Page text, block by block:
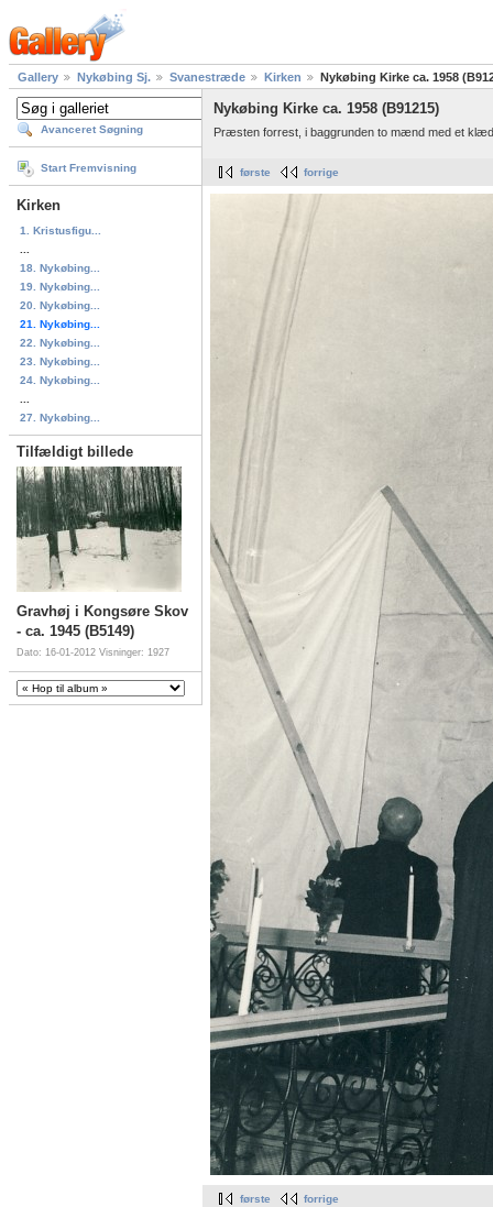
Gallery Nykøbing Sj. Svanestræde Kirken Nykøbing Kirke ca. 1958
Avanceret Søgning
Start Fremvisning
Kirken
1. Kristusfigu...
18. Nykøbing...
19. Nykøbing...
20. Nykøbing...
21. Nykøbing...
22. Nykøbing...
23. Nykøbing...
24. Nykøbing...
27. Nykøbing...
Tilfældigt billede
Gravhøj i Kongsøre Skov
- ca. 1945 (B5149)
Dato: 16-01-2012 Visninger: 1927
Nykøbing Kirke ca. 1958 (B91215)
Præsten forrest, i baggrunden to mænd med et
første forrige
første forrige